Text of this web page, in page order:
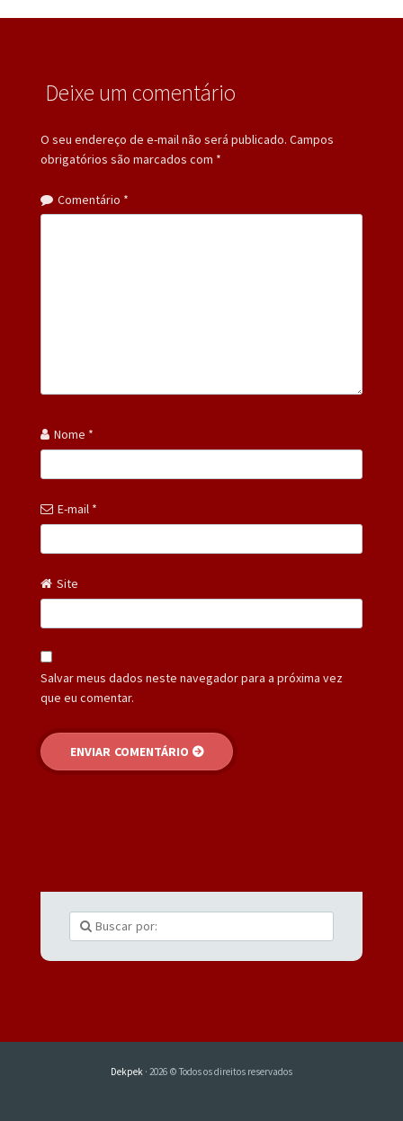
Deixe um comentário
O seu endereço de e-mail não será publicado. Campos
obrigatórios são marcados com *
Comentário *
Nome *
E-mail *
Site
Salvar meus dados neste navegador para a próxima vez
que eu comentar.
Dekpek · 2026 © Todos os direitos reservados